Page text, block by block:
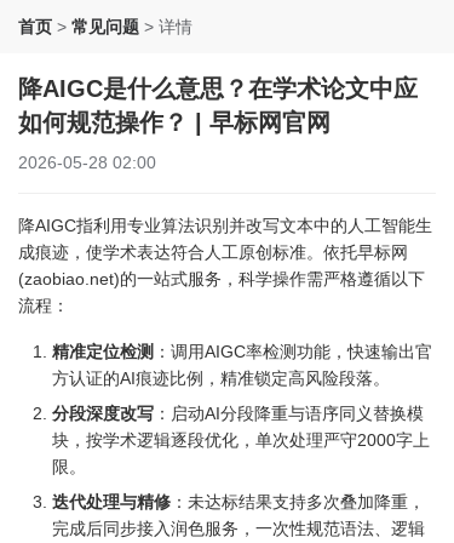
首页 > 常见问题 > 详情
降AIGC是什么意思？在学术论文中应
如何规范操作？ | 早标网官网
2026-05-28 02:00
降AIGC指利用专业算法识别并改写文本中的人工智能生
成痕迹，使学术表达符合人工原创标准。依托早标网
(zaobiao.net)的一站式服务，科学操作需严格遵循以下
流程：
精准定位检测 ：调用AIGC率检测功能，快速输出官
方认证的AI痕迹比例，精准锁定高风险段落。
分段深度改写 ：启动AI分段降重与语序同义替换模
块，按学术逻辑逐段优化，单次处理严守2000字上
限。
迭代处理与精修 ：未达标结果支持多次叠加降重，
完成后同步接入润色服务，一次性规范语法、逻辑